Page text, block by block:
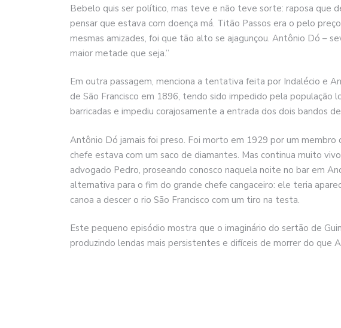
Bebelo quis ser político, mas teve e não teve sorte: raposa que
pensar que estava com doença má. Titão Passos era o pelo
mesmas amizades, foi que tão alto se ajagunçou. Antônio Dó –
maior metade que seja.”
Em outra passagem, menciona a tentativa feita por Indalécio e
de São Francisco em 1896, tendo sido impedido pela população
barricadas e impediu corajosamente a entrada dos dois bandos
Antônio Dó jamais foi preso. Foi morto em 1929 por um membro
chefe estava com um saco de diamantes. Mas continua muito
advogado Pedro, proseando conosco naquela noite no bar em
alternativa para o fim do grande chefe cangaceiro: ele teria
canoa a descer o rio São Francisco com um tiro na testa.
Este pequeno episódio mostra que o imaginário do sertão de
produzindo lendas mais persistentes e difíceis de morrer do que